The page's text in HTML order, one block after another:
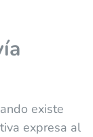
existe
expresa al